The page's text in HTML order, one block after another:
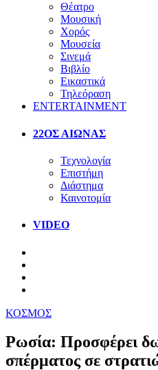
Θέατρο
Μουσική
Χορός
Μουσεία
Σινεμά
Βιβλίο
Εικαστικά
Τηλεόραση
ENTERTAINMENT
22ΟΣ ΑΙΩΝΑΣ
Τεχνολογία
Επιστήμη
Διάστημα
Καινοτομία
VIDEO
ΚΟΣΜΟΣ
Ρωσία: Προσφέρει
σπέρματος σε